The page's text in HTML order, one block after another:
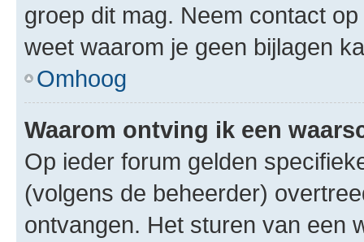
groep dit mag. Neem contact
weet waarom je geen bijlagen
Omhoog
Waarom ontving ik een
Op ieder forum gelden
(volgens de beheerder)
ontvangen. Het sturen van een